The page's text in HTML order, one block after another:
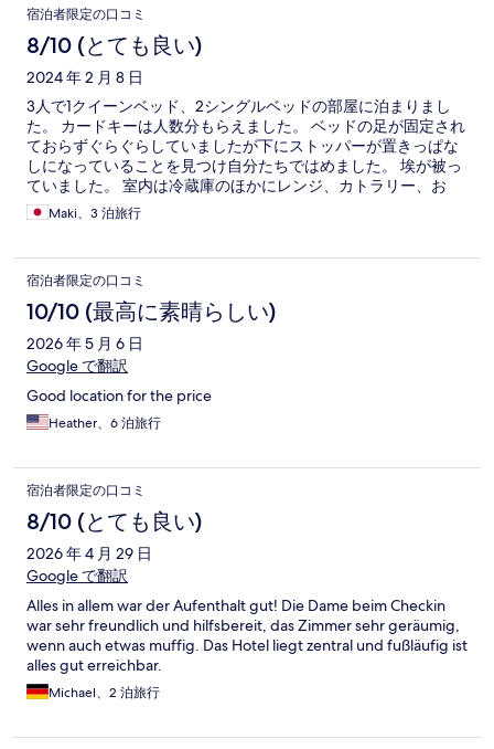
宿泊者限定の口コミ
8/10 (とても良い)
2024 年 2 月 8 日
3人で1クイーンベッド、2シングルベッドの部屋に泊まりまし
た。 カードキーは人数分もらえました。 ベッドの足が固定され
ておらずぐらぐらしていましたが下にストッパーが置きっぱな
しになっていることを見つけ自分たちではめました。 埃が被っ
ていました。 室内は冷蔵庫のほかにレンジ、カトラリー、お
皿、カップ、ナイフ等生活に必要なものが揃っておりスーパー
で果物を買って切って食べたり、食事を温めることができたの
した。 お風呂は固定のシャワー室でした。洗面所は入室時排水
口が閉まっておりどうしたら開くか聞いたら下に押しこむだけ
で簡単に開きました。 朝食は朝食付きプランで申し込んで追加
料金なしでしたがソーセージ、卵料理、フルーツ等食べること
ができました。 チェックアウトの際に朝食代の金額を提示され
ましたがエクスペディアで支払い済みの旨伝えて調べてもらい
用でき、フロントで2ドルで洗剤も買えました。 両替もフロン
トでお願いできました。 すぐ隣に水族館があります。歩道も広
Maki、3 泊旅行
宿泊者限定の口コミ
10/10 (最高に素晴らしい)
2026 年 5 月 6 日
Google で翻訳
Good location for the price
Heather、6 泊旅行
宿泊者限定の口コミ
8/10 (とても良い)
2026 年 4 月 29 日
Google で翻訳
Alles in allem war der Aufenthalt gut! Die Dame beim Checkin
war sehr freundlich und hilfsbereit, das Zimmer sehr geräumig,
wenn auch etwas muffig. Das Hotel liegt zentral und fußläufig ist
alles gut erreichbar.
Michael、2 泊旅行